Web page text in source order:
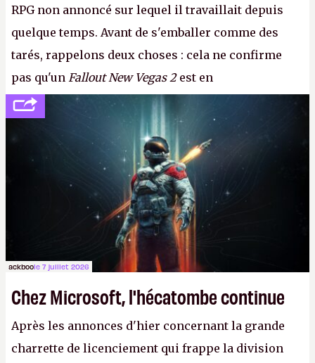
RPG non annoncé sur lequel il travaillait depuis
quelque temps. Avant de s'emballer comme des
tarés, rappelons deux choses : cela ne confirme
pas qu'un Fallout New Vegas 2est en
développement (pour ce que l'on sait, ils bossent
peut-être sur
Fallout Football ou
Fallout vs. Les
Lapins Crétins) et l'Obsidian d'aujourd'hui n'est plus
le même studio qu'il y a 15 ans. Mais bon, OK, on
peut commencer à fantasmer.A.
ackboole 7 juillet 2026
Chez Microsoft, l'hécatombe continue
Après les annonces d'hier concernant la grande
charrette de licenciement qui frappe la division